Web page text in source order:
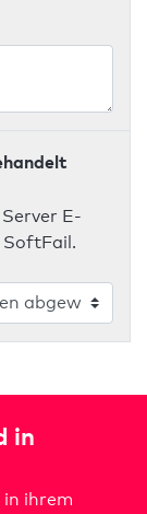
E-
SoftFail.
in
in ihrem